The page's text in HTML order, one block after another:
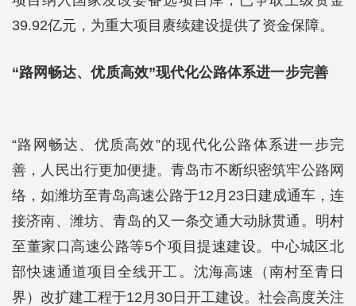
39.92亿元，为重大项目赓续建设提供了资金保障。
“路网畅达、优质高效”现代化公路体系进一步完善
“路网畅达、优质高效”的现代化公路体系进一步完
善，人民出行更加便捷。青岛市不断织密筑牢公路网
络，如潍坊至青岛高速公路于12月23日建成通车，连
接济南、潍坊、青岛的又一条交通大动脉贯通。明村
至董家口高速公路等5个项目提速建设。中心城区北
部快速通道项目全线开工。沈海高速（南村至青日
界）改扩建工程于12月30日开工建设。社会高度关注